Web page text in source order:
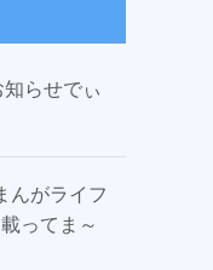
らせでぃ
んがライフ
ってま～